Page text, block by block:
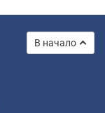
В начало